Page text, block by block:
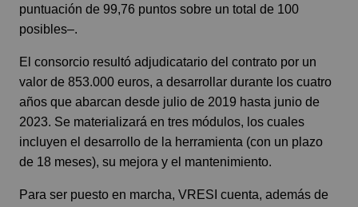
puntuación de 99,76 puntos sobre un total de 100
posibles–.
El consorcio resultó adjudicatario del contrato por un
valor de 853.000 euros, a desarrollar durante los cuatro
años que abarcan desde julio de 2019 hasta junio de
2023. Se materializará en tres módulos, los cuales
incluyen el desarrollo de la herramienta (con un plazo
de 18 meses), su mejora y el mantenimiento.
Para ser puesto en marcha, VRESI cuenta, además de